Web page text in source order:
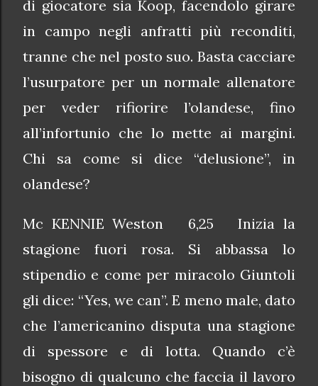
di giocatore sia Koop, facendolo girare
in campo negli anfratti più reconditi,
tranne che nel posto suo. Basta cacciare
l’usurpatore per un normale allenatore
per veder rifiorire l’olandese, fino
all’infortunio che lo mette ai margini.
Chi sa come si dice “delusione”, in
olandese?
Mc KENNIE Weston 6,25 Inizia la
stagione fuori rosa. Si abbassa lo
stipendio e come per miracolo Giuntoli
gli dice: “Yes, we can”. E meno male, dato
che l’americanino disputa una stagione
di spessore e di lotta. Quando c’è
bisogno di qualcuno che faccia il lavoro